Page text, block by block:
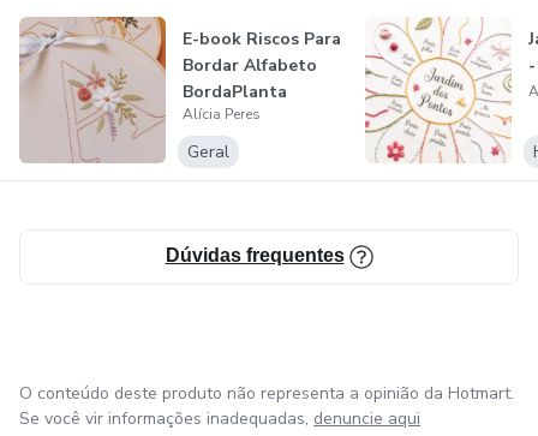
E-book Riscos Para
Bordar Alfabeto
BordaPlanta
Alícia Peres
Geral
Dúvidas frequentes
O conteúdo deste produto não representa a opinião da Hotmart.
Se você vir informações inadequadas, denuncie aqui